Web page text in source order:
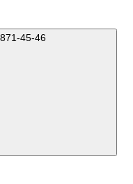
+7(951)871-45-46